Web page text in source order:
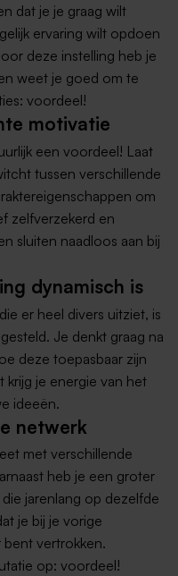
dat je je graag wilt
ervaring wilt opdoen
deze instelling heb je
weet je goed om te
voordeel!
motivatie
een voordeel! Laat
tussen verschillende
om
zelfverzekerd en
sluiten naadloos aan bij
dynamisch is
er heel divers uitziet, is
Je denkt graag na
deze toepasbaar zijn
krijg je energie van het
ideeën.
netwerk
met verschillende
heb je een groter
jarenlang op dezelfde
je bij je vorige
vertrokken.
op: voordeel!